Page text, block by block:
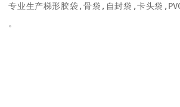
专业生产梯形胶袋,骨袋,自封袋,卡头袋
。